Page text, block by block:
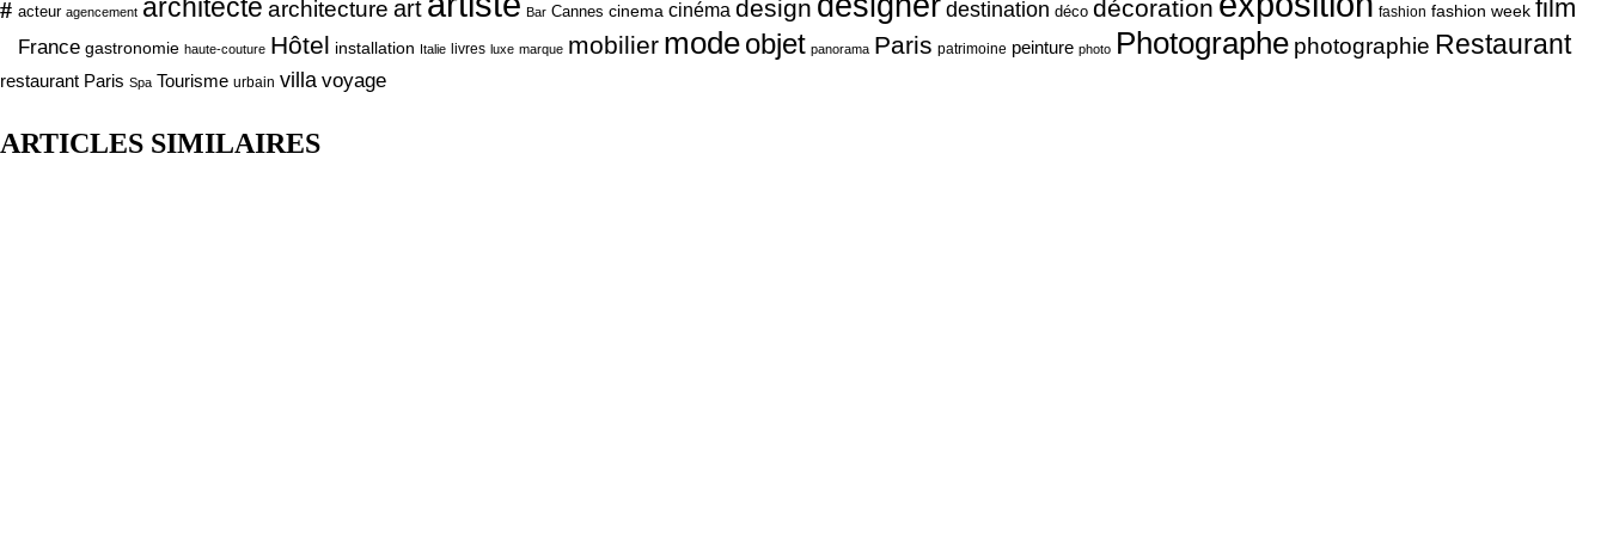
# acteur agencement architecte architecture art Bar Cannes cinema cinéma design destination déco décoration fashion fashion week film
France gastronomie haute-couture Hôtel installation Italie livres luxe marque mobilier modeobjet panorama Paris patrimoine peinture photo Photographe photographie Restaurant
restaurant Paris Spa Tourisme urbain villa voyage
ARTICLES SIMILAIRES